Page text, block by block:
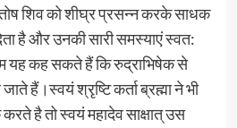
शिव को शीघ्र प्रसन्न करके साधक
है और उनकी सारी समस्याएं स्वत:
यह कह सकते हैं कि रुद्राभिषेक से
हैं।स्वयं श्रृष्टि कर्ता ब्रह्मा ने भी
है तो स्वयं महादेव साक्षात् उस